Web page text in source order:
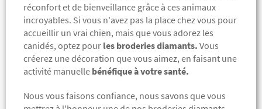
réconfort et de bienveillance grâce à ces animaux
incroyables. Si vous n'avez pas la place chez vous pour
accueillir un vrai chien, mais que vous adorez les
canidés, optez pour les broderies diamants. Vous
créerez une décoration que vous aimez, en faisant une
activité manuelle bénéfique à votre santé.
Nous vous faisons confiance, nous savons que vous